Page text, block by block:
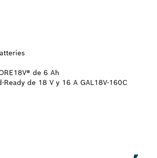
de 6 Ah
de 18 V y 16 A GAL18V-160C